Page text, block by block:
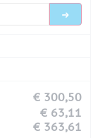
€ 300,50
€ 63,11
€ 363,61